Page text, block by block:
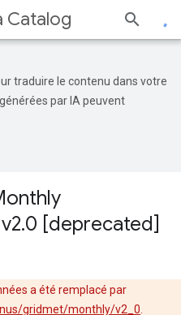
Catalog
traduire le contenu dans votre
par IA peuvent
.0 [deprecated]
a été remplacé par
gridmet/monthly/v2_0